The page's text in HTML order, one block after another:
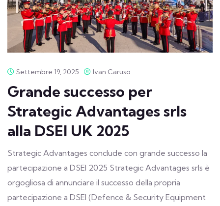
Settembre 19, 2025 Ivan Caruso
Grande successo per
Strategic Advantages srls
alla DSEI UK 2025
Strategic Advantages conclude con grande successo la
partecipazione a DSEI 2025 Strategic Advantages srls è
orgogliosa di annunciare il successo della propria
partecipazione a DSEI (Defence & Security Equipment